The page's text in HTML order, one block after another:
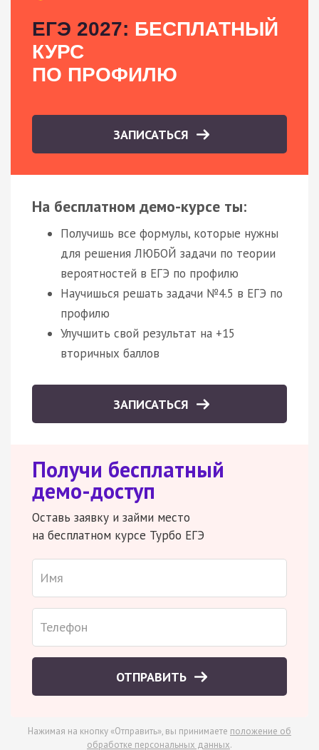
ЕГЭ 2027: БЕСПЛАТНЫЙ
КУРС
ПО ПРОФИЛЮ
ЗАПИСАТЬСЯ
На бесплатном демо-курсе ты:
Получишь все формулы, которые нужны
для решения ЛЮБОЙ задачи по теории
вероятностей в ЕГЭ по профилю
Научишься решать задачи №4.5 в ЕГЭ по
профилю
Улучшить свой результат на +15
вторичных баллов
ЗАПИСАТЬСЯ
Получи бесплатный
демо-доступ
Оставь заявку и займи место
на бесплатном курсе Турбо ЕГЭ
ОТПРАВИТЬ
Нажимая на кнопку «Отправить», вы принимаете положение об
обработке персональных данных.